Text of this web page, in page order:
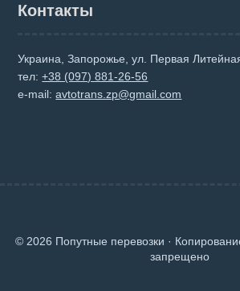
Контакты
Украина, Запорожье, ул. Первая
тел:+38 (097) 881-26-56
e-mail:avtotrans.zp@gmail.com
© 2026 Попутные перевозки ·
запрещено